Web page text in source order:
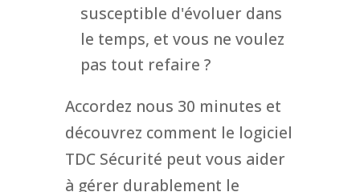
susceptible d'évoluer dans
le temps, et vous ne voulez
pas tout refaire ?
Accordez nous 30 minutes et
découvrez comment le logiciel
TDC Sécurité peut vous aider
à gérer durablement le